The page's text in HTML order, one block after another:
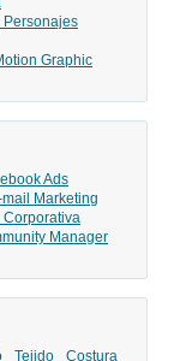
Personajes
Graphic
Ads
mail Marketing
Corporativa
Manager
Tejido Costura